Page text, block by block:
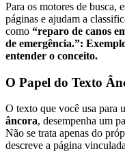
Para os motores de busca,
páginas e ajudam a
como “reparo de canos
de emergência.”:
entender o conceito.
O Papel do Texto
O texto que você usa para
âncora, desempenha um
Não se trata apenas do
descreve a página